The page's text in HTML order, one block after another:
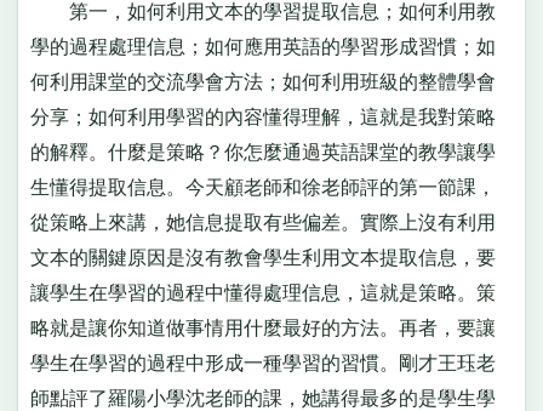
第一，如何利用文本的學習提取信息；如何利用教
學的過程處理信息；如何應用英語的學習形成習慣；如
何利用課堂的交流學會方法；如何利用班級的整體學會
分享；如何利用學習的內容懂得理解，這就是我對策略
的解釋。什麼是策略？你怎麼通過英語課堂的教學讓學
生懂得提取信息。今天顧老師和徐老師評的第一節課，
從策略上來講，她信息提取有些偏差。實際上沒有利用
文本的關鍵原因是沒有教會學生利用文本提取信息，要
讓學生在學習的過程中懂得處理信息，這就是策略。策
略就是讓你知道做事情用什麼最好的方法。再者，要讓
學生在學習的過程中形成一種學習的習慣。剛才王珏老
師點評了羅陽小學沈老師的課，她講得最多的是學生學